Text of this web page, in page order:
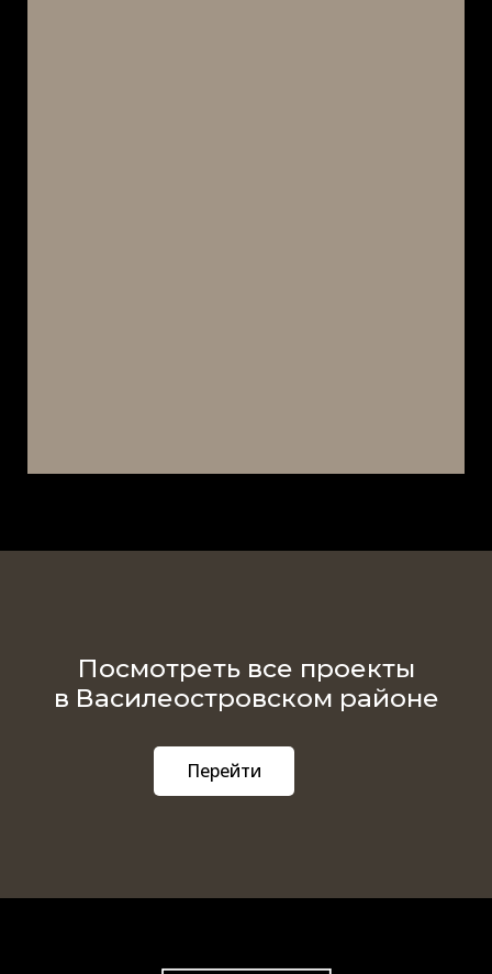
Посмотреть все проекты
в Василеостровском районе
Перейти